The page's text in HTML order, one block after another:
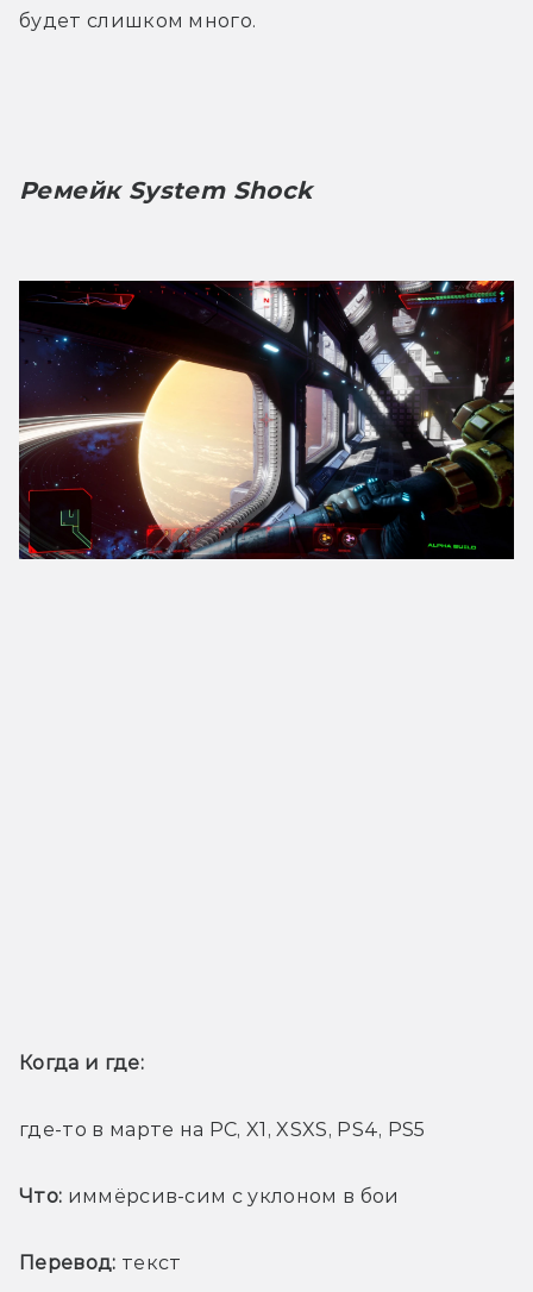
будет слишком много.
Ремейк System Shock
Когда и где:
где-то в марте на PC, X1, XSXS, PS4, PS5
Что: иммёрсив-сим с уклоном в бои
Перевод: текст